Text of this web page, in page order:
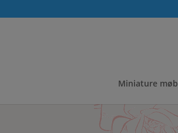
Miniature